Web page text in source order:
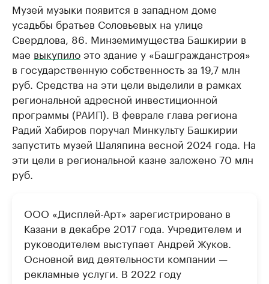
Музей музыки появится в западном доме
усадьбы братьев Соловьевых на улице
Свердлова, 86. Минземимущества Башкирии в
мае выкупилоэто здание у «Башгражданстроя»
в государственную собственность за 19,7 млн
руб. Средства на эти цели выделили в рамках
региональной адресной инвестиционной
программы (РАИП). В феврале глава региона
Радий Хабиров поручал Минкульту Башкирии
запустить музей Шаляпина весной 2024 года. На
эти цели в региональной казне заложено 70 млн
руб.
ООО «Дисплей-Арт» зарегистрировано в
Казани в декабре 2017 года. Учредителем и
руководителем выступает Андрей Жуков.
Основной вид деятельности компании —
рекламные услуги. В 2022 году